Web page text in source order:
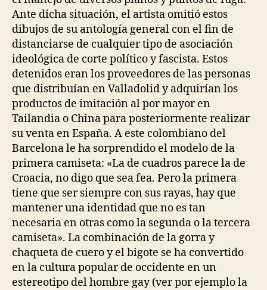
Ante dicha situación, el artista omitió estos
dibujos de su antología general con el fin de
distanciarse de cualquier tipo de asociación
ideológica de corte político y fascista. Estos
detenidos eran los proveedores de las personas
que distribuían en Valladolid y adquirían los
productos de imitación al por mayor en
Tailandia o China para posteriormente realizar
su venta en España. A este colombiano del
Barcelona le ha sorprendido el modelo de la
primera camiseta: «La de cuadros parece la de
Croacia, no digo que sea fea. Pero la primera
tiene que ser siempre con sus rayas, hay que
mantener una identidad que no es tan
necesaria en otras como la segunda o la tercera
camiseta». La combinación de la gorra y
chaqueta de cuero y el bigote se ha convertido
en la cultura popular de occidente en un
estereotipo del hombre gay (ver por ejemplo la